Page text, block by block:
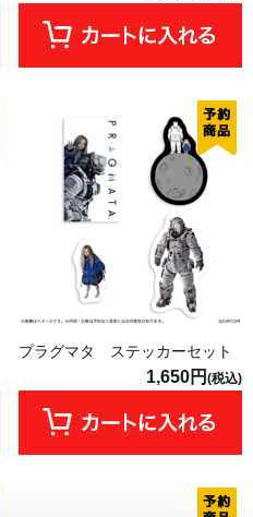
プラグマタ ステッカーセット
1,650円 (税込)